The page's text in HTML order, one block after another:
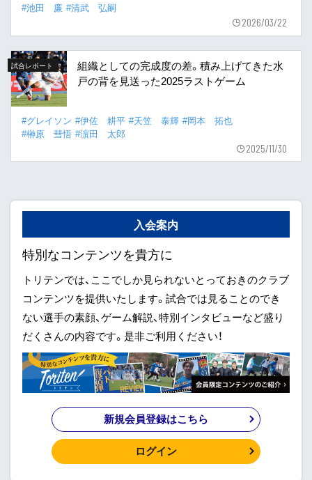
#池田 廉 #清武 弘嗣
2026/03/22
試合レポート
組織としての完成度の差。積み上げてきた水
戸の背を見送った2025ラストゲーム
#グレイソン #伊佐 耕平 #天笠 泰輝 #岡本 拓也
#榊原 彗悟 #濵田 太郎
2025/11/30
入会案内
特別なコンテンツを貴方に
トリテンでは、ここでしか見られないとっておきのクラブ
コンテンツを提供いたします。試合では見ることのでき
ない選手の素顔、ゲーム解説、特別インタビューなど盛り
だくさんの内容です。是非ご利用ください！
新規会員登録はこちら
ログイン